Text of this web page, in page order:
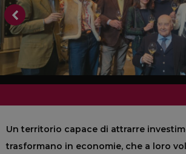
Un territorio capace di attrarre
trasformano in economie, che a loro